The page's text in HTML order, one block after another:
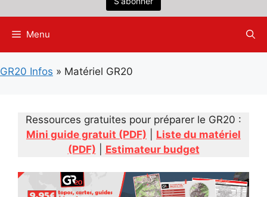
Menu
GR20 Infos » Matériel GR20
Ressources gratuites pour préparer le GR20 :
Mini guide gratuit (PDF)
Liste du matériel
(PDF)
Estimateur budget